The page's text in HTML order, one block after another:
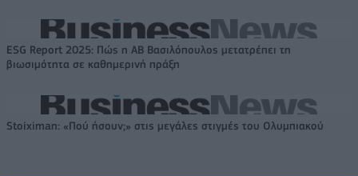
ESG Report 2025: Πώς η ΑΒ Βασιλόπουλος μετατρέπει τη
βιωσιμότητα σε καθημερινή πράξη
Stoiximan: «Πού ήσουν;» στις μεγάλες στιγμές του Ολυμπιακού